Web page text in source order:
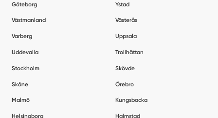
Göteborg Ystad
Västmanland Västerås
Varberg Uppsala
Uddevalla Trollhättan
Stockholm Skövde
Skåne Örebro
Malmö Kungsbacka
Helsingborg Halmstad